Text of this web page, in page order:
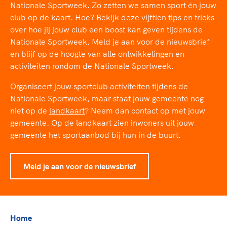
Sportonderzoek
Sportakkoord II
Game Changer
TeamNL kids
Olympische geschiedenis
Nieuwspagina
Veilige en integere sport
Diversiteit en inclusie
Gezonde sportomgeving
Duurzaamheid
Bekwaam sportkader
Vitale clubs en bestuurlijk kader
Sportmatch
Clubacties
Opleidingen en trainingen
High5 Stappenplan
TeamNL Academie Kalender
Kennisaanbod TeamNL Experts
TeamNL Sport Science Centre
Olympische Spelen LA28
Paralympische Spelen LA28
Europese Spelen Istanbul 2027
Topsportbeleid
Topsportfinanciering
Nationale Sportweek. Zo zetten we samen sport én jouw
club op de kaart. Hoe? Bekijk deze vijftien tips en tricks
over hoe jij jouw club een boost kan geven tijdens de
Nationale Sportweek. Meld je aan voor de nieuwsbrief
en blijf op de hoogte van alle ontwikkelingen en
activiteiten rondom de Nationale Sportweek.
Organiseert jouw sportclub activiteiten tijdens de
Nationale Sportweek, maar staat jouw gemeente nog
niet op de landkaart? Neem dan contact op met jouw
gemeente. Op de landkaart zien inwoners uit jouw
gemeente het sportaanbod bij hun in de buurt.
Meld je aan voor de nieuwsbrief
Home